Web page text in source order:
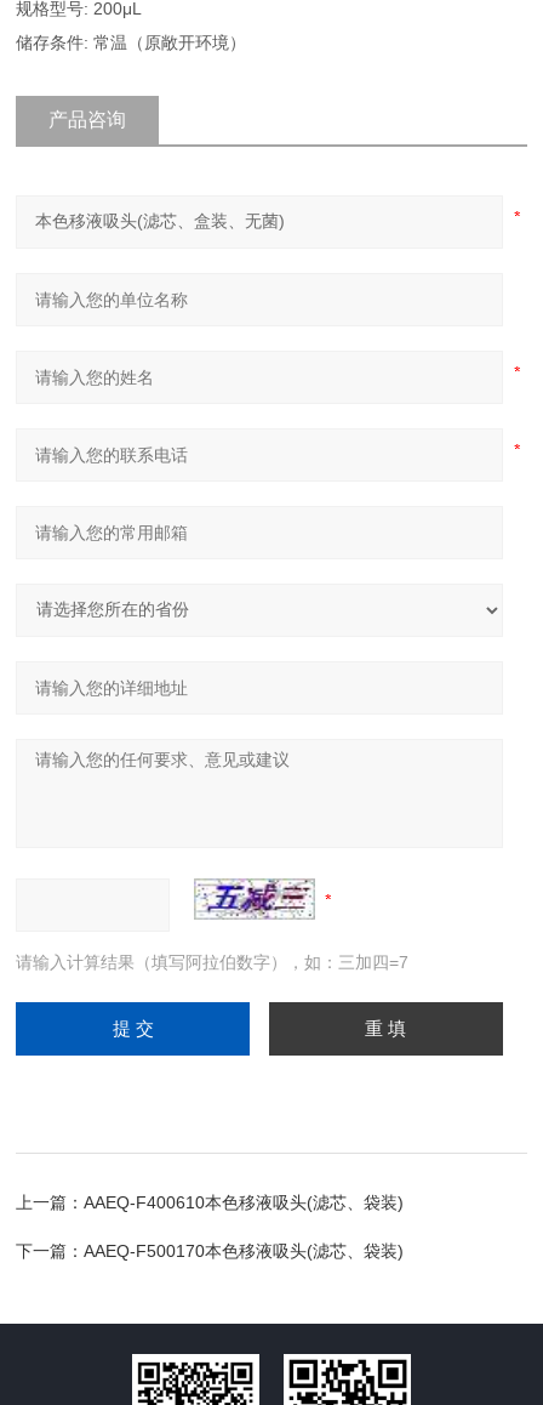
规格型号: 200μL
储存条件: 常温（原敞开环境）
产品咨询
请输入计算结果（填写阿拉伯数字），如：三加四=7
上一篇：AAEQ-F400610本色移液吸头(滤芯、袋装)
下一篇：AAEQ-F500170本色移液吸头(滤芯、袋装)